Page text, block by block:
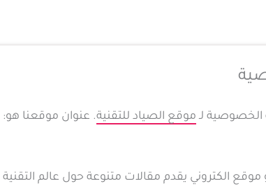
لـ موقع الصياد للتقنية. عنوان موقعنا هو: https://infotechhunter.com.
الكتروني يقدم مقالات متنوعة حول عالم التقنية